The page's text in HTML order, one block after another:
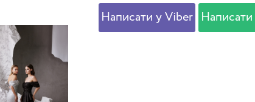
Написати у Viber